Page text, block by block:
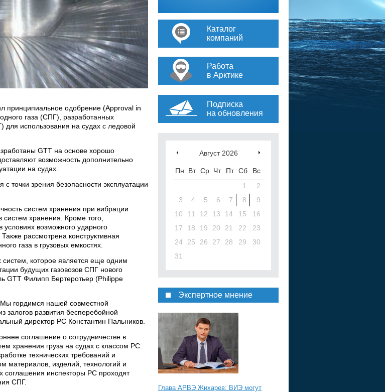
принципиальное одобрение (Approval in
газа (СПГ), разработанных
использования на судах с ледовой
GTT на основе хорошо
возможность дополнительно
на судах.
точки зрения безопасности эксплуатации
систем хранения при вибрации
систем хранения. Кроме того,
возможного ударного
рассмотрена конструктивная
газа в грузовых емкостях.
которое является еще одним
будущих газовозов СПГ нового
GTT Филипп Бертеротьер (Philippe
Мы гордимся нашей совместной
залогов развития бесперебойной
директор РС Константин Пальников.
соглашение о сотрудничестве в
хранения груза на судах с классом РС.
технических требований и
материалов, изделий, технологий и
соглашения инспекторы РС проходят
СПГ.
Каталог
компаний
Работа
в Арктике
Подписка
на обновления
Август 2026
Пн Вт Ср Чт Пт Сб
Вс
1
2
3
4 5 6 7 8
9
10
11 12 13 14 15
16
17
18 19 20 21 22
23
24
25 26 27 28 29
30
31
Экспертное мнение
Глава АРВЭ Жихарев: ВИЭ могут